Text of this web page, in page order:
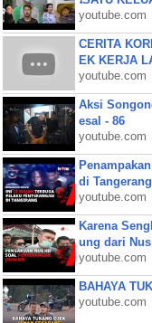
youtube.com
CERITA
EK KERJA
youtube.com
Aksi
esal - 86
youtube.com
di
youtube.com
Karena
ung dari
youtube.com
BAHAYA
youtube.com